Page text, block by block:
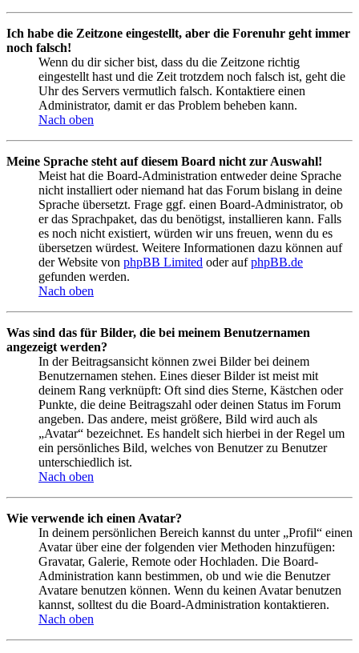
Ich habe die Zeitzone eingestellt, aber die Forenuhr geht immer
noch falsch!
Wenn du dir sicher bist, dass du die Zeitzone richtig
eingestellt hast und die Zeit trotzdem noch falsch ist, geht die
Uhr des Servers vermutlich falsch. Kontaktiere einen
Administrator, damit er das Problem beheben kann.
Nach oben
Meine Sprache steht auf diesem Board nicht zur Auswahl!
Meist hat die Board-Administration entweder deine Sprache
nicht installiert oder niemand hat das Forum bislang in deine
Sprache übersetzt. Frage ggf. einen Board-Administrator, ob
er das Sprachpaket, das du benötigst, installieren kann. Falls
es noch nicht existiert, würden wir uns freuen, wenn du es
übersetzen würdest. Weitere Informationen dazu können auf
der Website von phpBB Limited oder aufphpBB.de
gefunden werden.
Nach oben
Was sind das für Bilder, die bei meinem Benutzernamen
angezeigt werden?
In der Beitragsansicht können zwei Bilder bei deinem
Benutzernamen stehen. Eines dieser Bilder ist meist mit
deinem Rang verknüpft: Oft sind dies Sterne, Kästchen oder
Punkte, die deine Beitragszahl oder deinen Status im Forum
angeben. Das andere, meist größere, Bild wird auch als
„Avatar“ bezeichnet. Es handelt sich hierbei in der Regel um
ein persönliches Bild, welches von Benutzer zu Benutzer
unterschiedlich ist.
Nach oben
Wie verwende ich einen Avatar?
In deinem persönlichen Bereich kannst du unter „Profil“ einen
Avatar über eine der folgenden vier Methoden hinzufügen:
Gravatar, Galerie, Remote oder Hochladen. Die Board-
Administration kann bestimmen, ob und wie die Benutzer
Avatare benutzen können. Wenn du keinen Avatar benutzen
kannst, solltest du die Board-Administration kontaktieren.
Nach oben